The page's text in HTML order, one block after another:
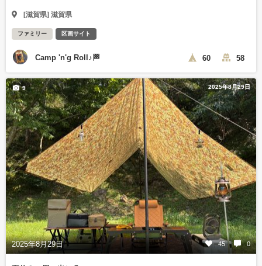
[滋賀県] 滋賀県
ファミリー 区画サイト
Camp 'n'g Roll♪🏁 60 58
2025年8月29日
2025年8月29日 45 0
9